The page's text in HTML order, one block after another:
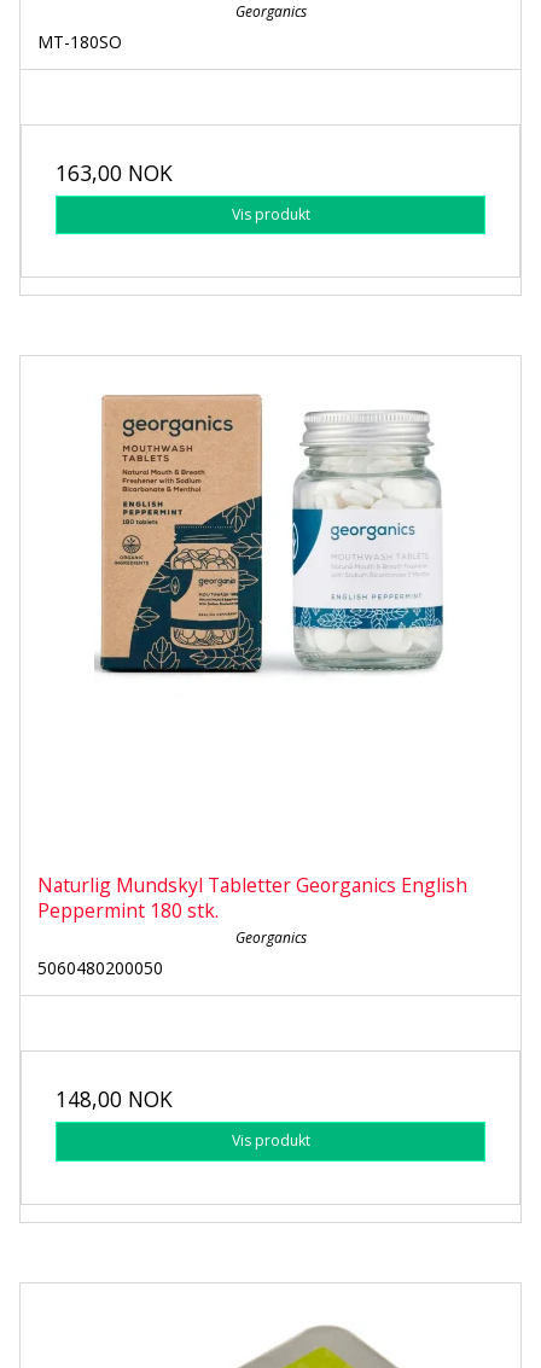
Georganics
MT-180SO
163,00 NOK
Vis produkt
Naturlig Mundskyl Tabletter Georganics English
Peppermint 180 stk.
Georganics
5060480200050
148,00 NOK
Vis produkt